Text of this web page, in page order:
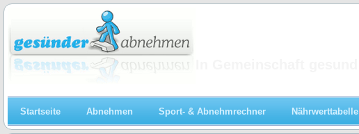
Startseite Abnehmen Sport- & Abnehmrechner Nährwerttabelle